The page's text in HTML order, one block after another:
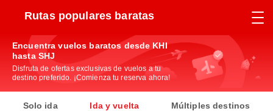
Rutas populares baratas
Encuentra vuelos baratos desde KHI
hasta SHJ
Disfruta de ofertas exclusivas de vuelos a tu
destino preferido. ¡Comienza tu reserva ahora!
Solo ida Ida y vuelta Múltiples destinos